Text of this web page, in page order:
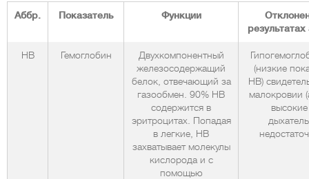
Аббр. Показатель Функции
HВ Гемоглобин
Двухкомпонентный
железосодержащий
белок, отвечающий за
газообмен. 90% НВ
содержится в
эритроцитах. Попадая
в легкие, НВ
захватывает молекулы
кислорода и с
помощью
(низкие
НВ)
малокровии